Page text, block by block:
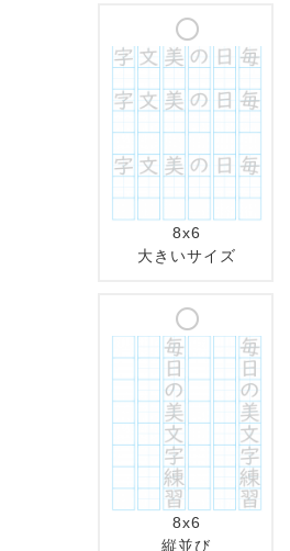
8x6
大きいサイズ
8x6
縦並び